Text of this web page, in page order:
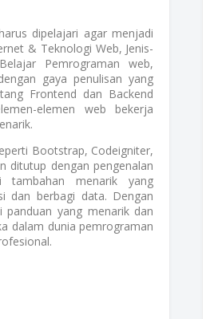
dipelajari agar menjadi
& Teknologi Web, Jenis-
Pemrograman web,
gaya penulisan yang
Frontend dan Backend
elemen web bekerja
Bootstrap, Codeigniter,
ditutup dengan pengenalan
tambahan menarik yang
dan berbagi data. Dengan
yang menarik dan
dalam dunia pemrograman